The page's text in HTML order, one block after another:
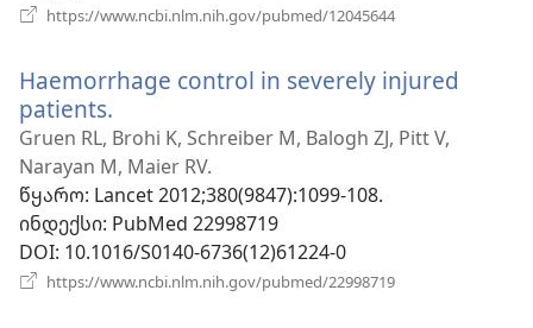
https://www.ncbi.nlm.nih.gov/pubmed/12045644
Haemorrhage control in severely injured
patients.
ახალი
ფანჯარა)
Gruen RL, Brohi K, Schreiber M, Balogh ZJ, Pitt V,
Narayan M, Maier RV.
წყარო‎: Lancet 2012;380(9847):1099-108.
ინდექსი‎: PubMed 22998719
DOI‎: 10.1016/S0140-6736(12)61224-0
https://www.ncbi.nlm.nih.gov/pubmed/22998719